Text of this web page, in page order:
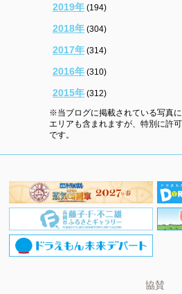
2019年 (194)
2018年 (304)
2017年 (314)
2016年 (310)
2015年 (312)
※当ブログに掲載されている写真
エリアも含まれますが、特別に許
です。
協賛